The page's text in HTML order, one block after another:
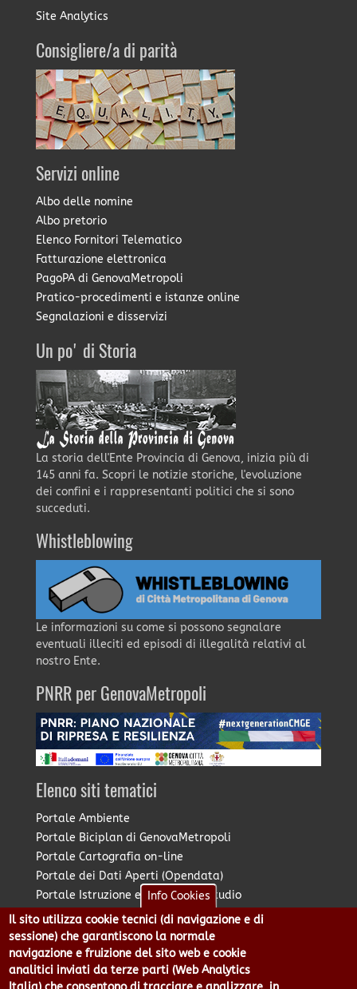
Site Analytics
Consigliere/a di parità
Servizi online
Albo delle nomine
Albo pretorio
Elenco Fornitori Telematico
Fatturazione elettronica
PagoPA di GenovaMetropoli
Pratico-procedimenti e istanze online
Segnalazioni e disservizi
Un po' di Storia
La storia dell'Ente Provincia di Genova, inizia più di
145 anni fa. Scopri le notizie storiche, l'evoluzione
dei confini e i rappresentanti politici che si sono
succeduti.
Whistleblowing
Le informazioni su come si possono segnalare
eventuali illeciti ed episodi di illegalità relativi al
nostro Ente.
PNRR per GenovaMetropoli
Elenco siti tematici
Portale Ambiente
Portale Biciplan di GenovaMetropoli
Portale Cartografia on-line
Portale dei Dati Aperti (Opendata)
Portale Istruzione e Diritto allo Studio
Portale Marketing Territoriale
Portale Piano Strategico Metropolitano
Portale PUMS di GenovaMetropoli
Portale Stazione Unica Appaltante
Info Cookies
Il sito utilizza cookie tecnici (di navigazione e di
sessione) che garantiscono la normale
navigazione e fruizione del sito web e cookie
analitici inviati da terze parti (Web Analytics